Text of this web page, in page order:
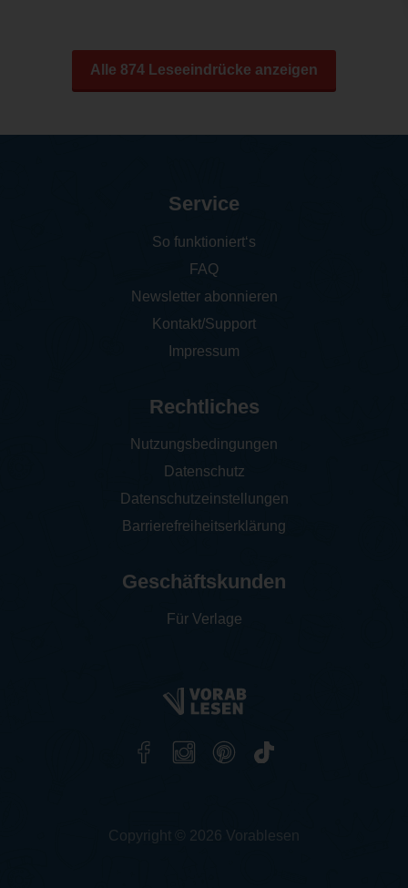
Alle 874 Leseeindrücke anzeigen
Service
So funktioniert‘s
FAQ
Newsletter abonnieren
Kontakt/Support
Impressum
Rechtliches
Nutzungsbedingungen
Datenschutz
Datenschutzeinstellungen
Barrierefreiheitserklärung
Geschäftskunden
Für Verlage
Copyright © 2026 Vorablesen